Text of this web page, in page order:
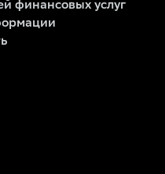
финансовых услуг